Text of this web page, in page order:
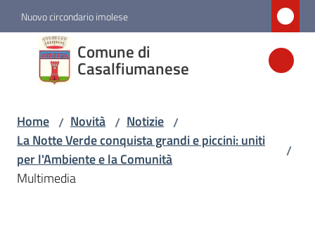
Vai al contenuto
Vai alla navigazione
Vai al footer
Nuovo circondario imolese
Comune di
Casalfiumanese
Comune di
Casalfiumanese
Amministrazione
Novità
Menu selezionato
Home / Novità / Notizie /
La Notte Verde conquista grandi e piccini: uniti
per l'Ambiente e la Comunità
/
Multimedia